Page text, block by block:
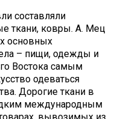
составляли
ткани, ковры. А. Мец
основных
– пищи, одежды и
Востока самым
одеваться
Дорогие ткани в
международным